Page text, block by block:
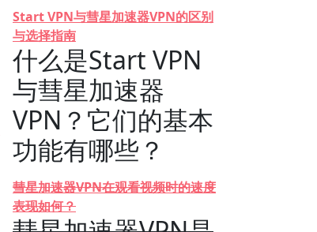
Start VPN与彗星加速器VPN的区别
与选择指南
什么是Start VPN
与彗星加速器
VPN？它们的基本
功能有哪些？
彗星加速器VPN在观看视频时的速度
表现如何？